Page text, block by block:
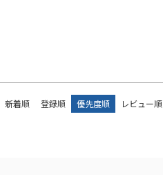
新着順 登録順 優先度順 レビュー順